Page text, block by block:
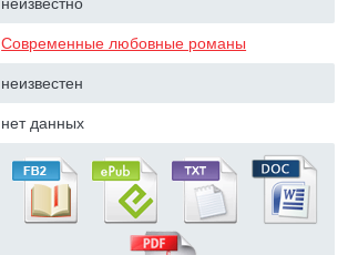
Современные любовные романы
неизвестен
нет данных